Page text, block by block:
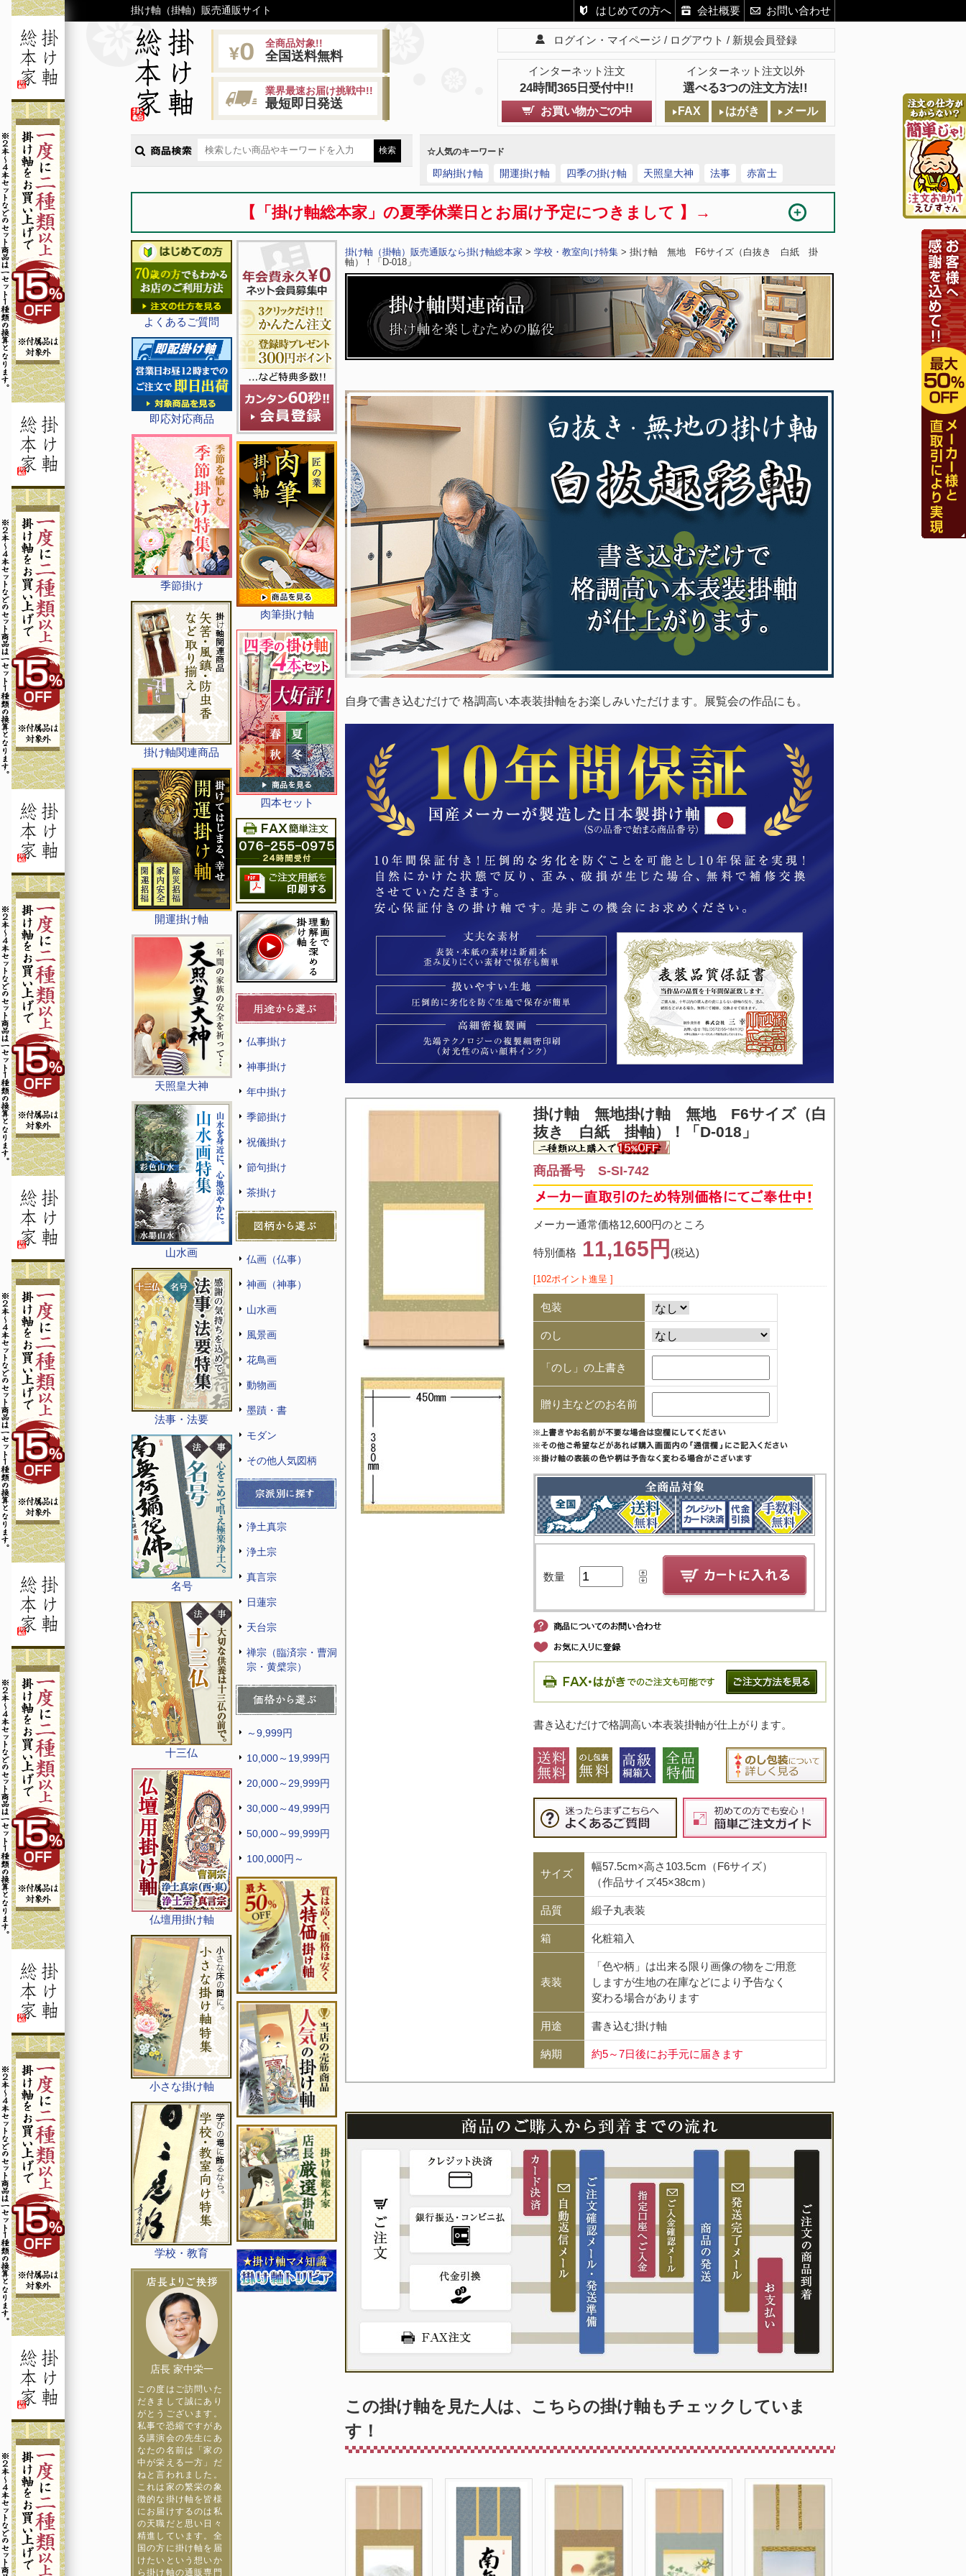
掛け軸（掛軸）販売通販サイト はじめての方へ 会社概要 お問い合わせ
全商品対象!!
全国送料無料
業界最速お届け挑戦中!!
最短即日発送
ログイン・マイページ ログアウト 新規会員登録
インターネット注文
24時間365日受付中!!
インターネット注文以外
選べる3つの注文方法!!
お買い物かごの中 FAX はがき メール
☆人気のキーワード
即納掛け軸 開運掛け軸 四季の掛け軸 天照皇大神 法事 赤富士
【「掛け軸総本家」の夏季休業日とお届け予定につきまして 】→
よくあるご質問
即応対応商品
季節掛け
掛け軸関連商品
開運掛け軸
天照皇大神
山水画
法事・法要
名号
十三仏
仏壇用掛け軸
小さな掛け軸
学校・教育
店長 家中栄一
この度はご訪問いた
だきまして誠にあり
がとうございます。
私事で恐縮ですがあ
る講演会の先生にあ
なたの名前は「家の
中が栄える一方」だ
ねと言われました。
これは家の繁栄の象
徴的な掛け軸を皆様
にお届けするのは私
の天職だと思い日々
精進しています。全
国の方に掛け軸を届
けたいという想いか
ら掛け軸の通販専門
肉筆掛け軸
四本セット
仏事掛け
神事掛け
年中掛け
季節掛け
祝儀掛け
節句掛け
茶掛け
仏画（仏事）
神画（神事）
山水画
風景画
花鳥画
動物画
墨蹟・書
モダン
その他人気図柄
浄土真宗
浄土宗
真言宗
日蓮宗
天台宗
禅宗（臨済宗・曹洞
宗・黄檗宗）
～9,999円
10,000～19,999円
20,000～29,999円
30,000～49,999円
50,000～99,999円
100,000円～
掛け軸（掛軸）販売通販なら掛け軸総本家 > 学校・教室向け特集 > 掛け軸 無地 F6サイズ（白抜き 白紙 掛
軸）！「D-018」
自身で書き込むだけで 格調高い本表装掛軸をお楽しみいただけます。展覧会の作品にも。
掛け軸 無地掛け軸 無地 F6サイズ（白
抜き 白紙 掛軸）！「D-018」
商品番号 S-SI-742
メーカー通常価格12,600円のところ
特別価格 11,165円 (税込)
[102ポイント進呈 ]
包装
のし
「のし」の上書き
贈り主などのお名前
数量
書き込むだけで格調高い本表装掛軸が仕上がります。
サイズ
幅57.5cm×高さ103.5cm（F6サイズ）
（作品サイズ45×38cm）
品質 緞子丸表装
箱 化粧箱入
表装
「色や柄」は出来る限り画像の物をご用意
しますが生地の在庫などにより予告なく
変わる場合があります
用途 書き込む掛け軸
納期 約5～7日後にお手元に届きます
この掛け軸を見た人は、こちらの掛け軸もチェックしていま
す！